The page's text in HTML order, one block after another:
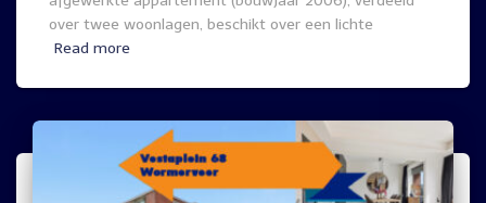
over twee woonlagen, beschikt over een lichte
Read more